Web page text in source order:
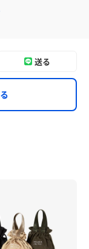
送る